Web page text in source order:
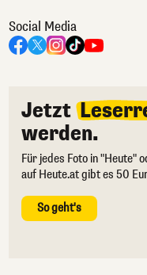
Social Media
Jetzt
werden.
Für jedes Foto in "Heute"
auf Heute.at gibt es 50
So geht's